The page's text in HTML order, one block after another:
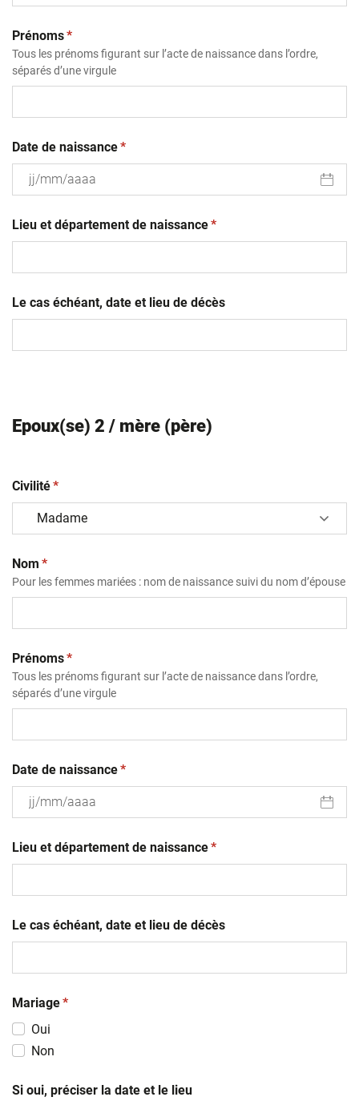
Prénoms(obligatoire)
*
Tous les prénoms figurant sur l’acte de naissance dans l’ordre,
séparés d’une virgule
Date de naissance(obligatoire)
*
slash
MM
Lieu et département de naissance(obligatoire)
*
Le cas échéant, date et lieu de décès
Epoux(se) 2 / mère (père)
Civilité(obligatoire)
*
Nom (obligatoire)
*
Pour les femmes mariées : nom de naissance suivi du nom d’épouse
Prénoms(obligatoire)
*
Tous les prénoms figurant sur l’acte de naissance dans l’ordre,
séparés d’une virgule
Date de naissance(obligatoire)
*
slash
MM
Lieu et département de naissance(obligatoire)
*
Le cas échéant, date et lieu de décès
Mariage(obligatoire)
*
Oui
Non
Si oui, préciser la date et le lieu